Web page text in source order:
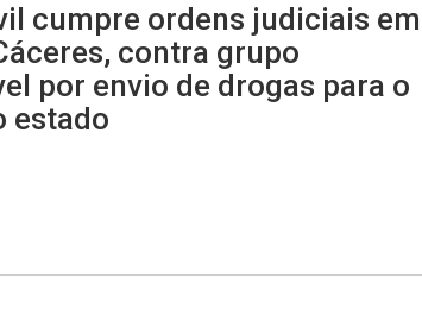
cumpre ordens judiciais em
contra grupo
por envio de drogas para o
estado